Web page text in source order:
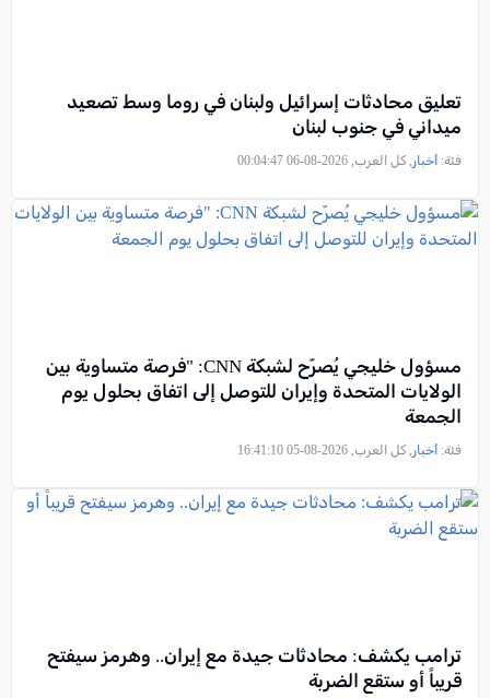
تعليق محادثات إسرائيل ولبنان في روما وسط تصعيد
ميداني في جنوب لبنان
فئة: أخبار , كل العرب, 2026-08-06 00:04:47
مسؤول خليجي يُصرّح لشبكة CNN: "فرصة متساوية بين
الولايات المتحدة وإيران للتوصل إلى اتفاق بحلول يوم
الجمعة
فئة: أخبار , كل العرب, 2026-08-05 16:41:10
ترامب يكشف: محادثات جيدة مع إيران.. وهرمز سيفتح
قريباً أو ستقع الضربة